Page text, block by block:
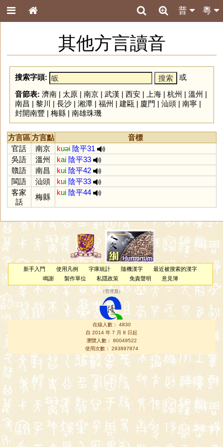
粵
普
其他方言讀音
搜索字頭:
或
音節表: 濟南| 太原| 南京| 武漢 | 西安| 上海| 杭州 | 溫州 |
南昌 | 黎川 | 長沙| 湘潭| 福州 | 建甌 | 廈門 | 汕頭| 南寧|
封開南豐 | 梅縣| 南雄珠璣
方言區方言點
音標
官話
南京 kuəi 陰平31
吳語
溫州 kai 陰平33
贛語
南昌 kui 陰平42
閩語
汕頭 kui 陰平33
客家
話
梅縣
kui 陰平44
新手入門 使用凡例 字庫統計 隨機漢字
最近被搜索的漢字
鳴謝
製作單位 私隱政策 免責聲明 意見簿
（管理員 ）
在線人數： 4830
自 2014 年 7 月 8 日起
瀏覽人數： 80049522
使用次數： 293897874